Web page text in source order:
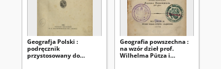
Geografja Polski :
podręcznik
przystosowany do
Geografia powszechna :
na wzór dzieł prof.
Wilhelma Pütza i